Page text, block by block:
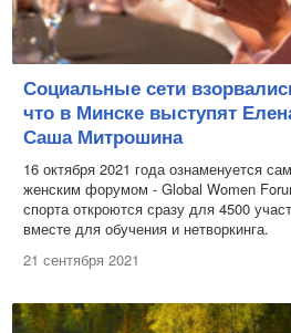
Социальные сети
что в Минске выступят
Саша Митрошина
16 октября 2021 года ознаменуется
женским форумом - Global Women
спорта откроются сразу для 4500
вместе для обучения и нетворкинга.
21 сентября 2021